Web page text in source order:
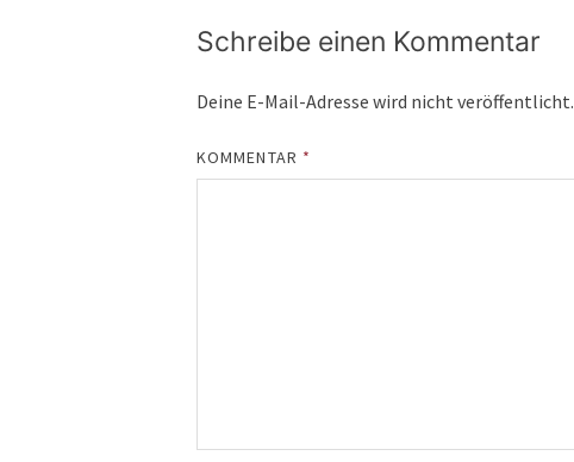
Schreibe einen Kommentar
Deine E-Mail-Adresse wird nicht veröffentlicht.
KOMMENTAR *